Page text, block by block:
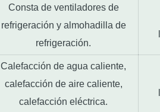
Consta de ventiladores de
refrigeración y almohadilla de
refrigeración.
Calefacción de agua caliente,
calefacción de aire caliente,
calefacción eléctrica.